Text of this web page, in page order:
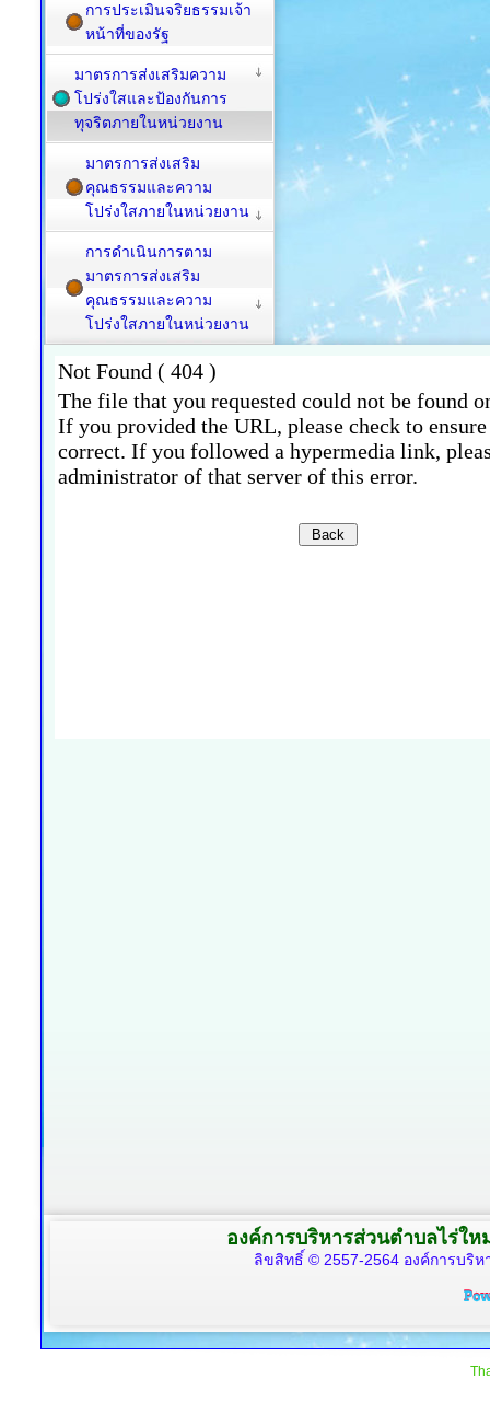
การประเมินจริยธรรมเจ้า
หน้าที่ของรัฐ
มาตรการส่งเสริมความ
โปร่งใสและป้องกันการ
ทุจริตภายในหน่วยงาน
มาตรการส่งเสริม
คุณธรรมและความ
โปร่งใสภายในหน่วยงาน
การดำเนินการตาม
มาตรการส่งเสริม
คุณธรรมและความ
โปร่งใสภายในหน่วยงาน
องค์การบริหารส่วนตำบลไร่ใ
ลิขสิทธิ์ © 2557-2564 องค์การบริ